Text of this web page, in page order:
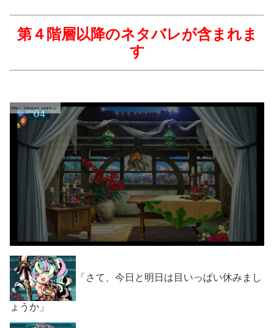
第４階層以降のネタバレが含まれま
す
「さて、今日と明日は目いっぱい休みまし
ょうか」